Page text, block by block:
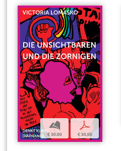
b
€ 30,00
p
€ 30,00